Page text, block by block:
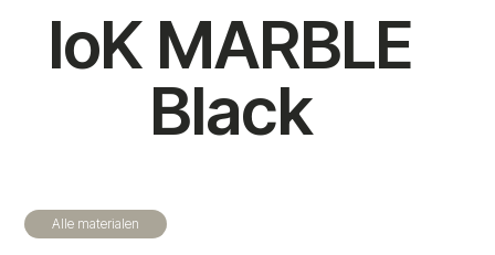
IoK MARBLE
Black
Alle materialen